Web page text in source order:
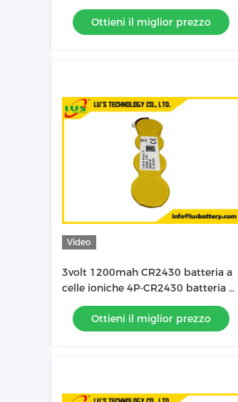
ESL batteria al litio OEM
Ottieni il miglior prezzo
Video
3volt 1200mah CR2430 batteria a
celle ioniche 4P-CR2430 batteria al
litio
Ottieni il miglior prezzo